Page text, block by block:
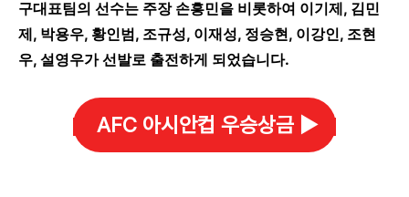
구대표팀의 선수는 주장 손흥민을 비롯하여 이기제, 김민
제, 박용우, 황인범, 조규성, 이재성, 정승현, 이강인, 조현
우, 설영우가 선발로 출전하게 되었습니다.
AFC 아시안컵 우승상금 ▶️